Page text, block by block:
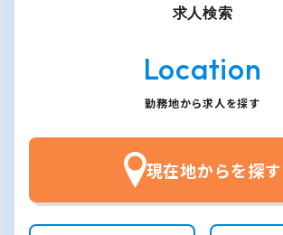
求人検索
Location
勤務地から求人を探す
現在地からを探す